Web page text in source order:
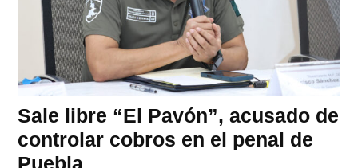
Sale libre “El Pavón”, acusado de
controlar cobros en el penal de
Puebla